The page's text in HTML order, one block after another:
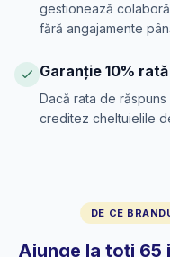
gestionează
fără angajamente
Garanție 10%
Dacă rata de
creditez cheltuielile
DE CE
Ajunge la toți 65